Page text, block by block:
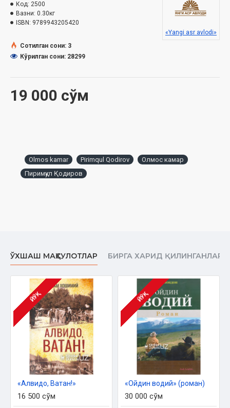
19 000 сўм
Код: 2500
Вазни: 0.30кг
ISBN: 9789943205420
«Yangi asr avlodi»
Сотилган сони: 3
Кўрилган сони: 28299
Olmos kamar Pirimqul Qodirov
Олмос камар
Пиримқул Қодиров
ЎХШАШ МАҲСУЛОТЛАР БИРГА ХАРИД ҚИЛИНГАНЛАР
ЙЎҚ
«Алвидо, Ватан!»
16 500 сўм
ЙЎҚ
«Ойдин водий» (роман)
30 000 сўм